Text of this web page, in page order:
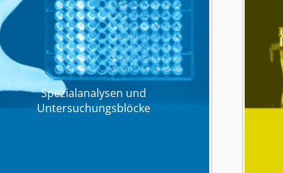
Spezialanalysen und
Untersuchungsblöcke